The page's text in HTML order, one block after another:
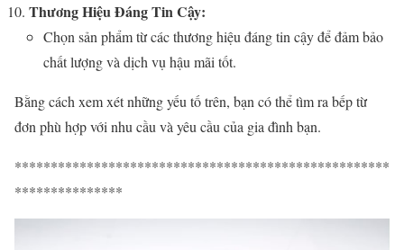
Thương Hiệu Đáng Tin Cậy:
Chọn sản phẩm từ các thương hiệu đáng tin cậy để đảm bảo
chất lượng và dịch vụ hậu mãi tốt.
Bằng cách xem xét những yếu tố trên, bạn có thể tìm ra bếp từ
đơn phù hợp với nhu cầu và yêu cầu của gia đình bạn.
****************************************************
***************